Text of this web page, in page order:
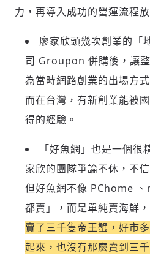
力，再導入成功的營運流程
廖家欣頭幾次創業的「
司 Groupon 併購後，讓
為當時網路創業的出場方
而在台灣，有新創業能被
得的經驗。
「好魚網」也是一個
家欣的團隊爭論不休，不
但好魚網不像 PChome
都賣」，而是單純賣海鮮
賣了三千隻帝王蟹，好市
起來，也沒有那麼賣到三